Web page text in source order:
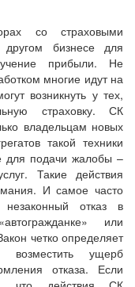
со страховыми
бизнесе для
прибыли. Не
многие идут на
возникнуть у тех,
страховку. СК
владельцам новых
такой техники
для подачи жалобы –
Такие действия
И самое часто
отказ в
или
четко определяет
возместить ущерб
отказа. Если